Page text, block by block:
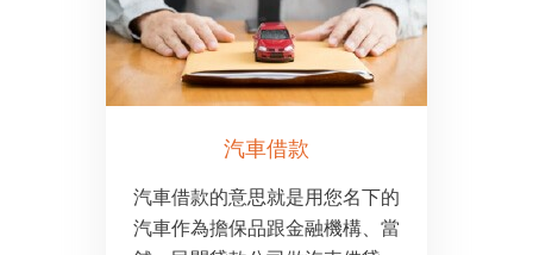
汽車借款
汽車借款的意思就是用您名下的
汽車作為擔保品跟金融機構、當